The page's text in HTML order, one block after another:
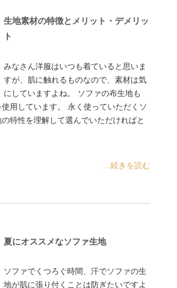
生地素材の特徴とメリット・デメリッ
ト
みなさん洋服はいつも着ていると思いま
すが、肌に触れるものなので、素材は気
にしていますよね。 ソファの布生地も
用しています。 永く使っていただくソ
特性を理解して選んでいただければと
...続きを読む
夏にオススメなソファ生地
ソファでくつろぐ時間、汗でソファの生
地が肌に張り付くことは防ぎたいですよ